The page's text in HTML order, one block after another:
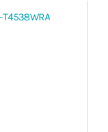
T4538WRA